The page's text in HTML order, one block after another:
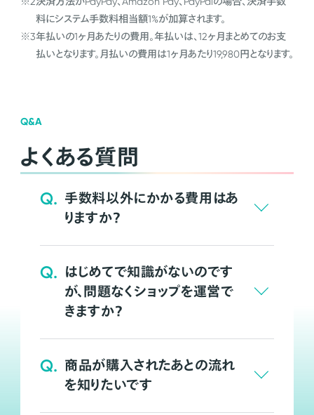
料にシステム手数料相当額1%が加算されます。
※3年払いの1ヶ月あたりの費用。年払いは、12ヶ月まとめてのお支
払いとなります。月払いの費用は1ヶ月あたり19,980円となります。
Q&A
よくある質問
Q. 手数料以外にかかる費用はあ
りますか？
Q. はじめてで知識がないのです
が、問題なくショップを運営で
きますか？
Q. 商品が購入されたあとの流れ
を知りたいです